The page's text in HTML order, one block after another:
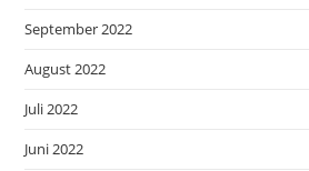
September 2022
August 2022
Juli 2022
Juni 2022